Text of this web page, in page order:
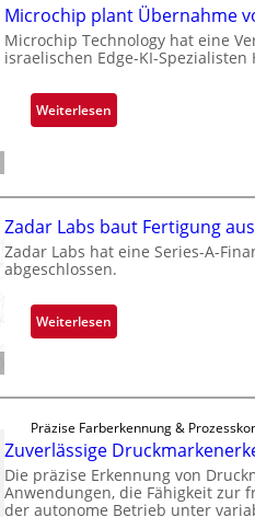
k
s
t
e
e
i
m
t
r
k
V
i
s
Microchip plant Übernahme
Microchip Technology hat eine
israelischen Edge-KI-
Weiterlesen:
M
r
o
c
h
p
p
t
Ü
b
e
Zadar Labs baut Fertigung aus
Zadar Labs hat eine Series-A-
abgeschlossen.
Weiterlesen:
Z
r
L
a
b
Präzise Farberkennung &
Zuverlässige
Die präzise Erkennung von
Anwendungen, die Fähigkeit zur
der autonome Betrieb unter